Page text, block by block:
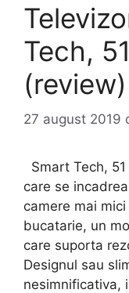
Tech,
(review)
27 august 2019
Smart Tech,
care se
camere mai
bucatarie, un
care suporta
Designul sau
nesimnificativa,